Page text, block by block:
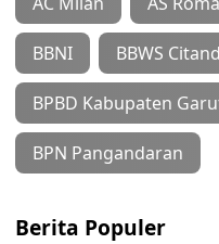
BBNI BBWS
BPBD Kabupaten
BPN Pangandaran
Berita Populer